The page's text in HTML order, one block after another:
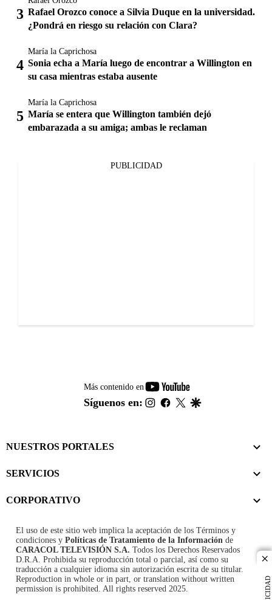
Rafael Orozco conoce a Silvia Duque en la universidad.
¿Pondrá en riesgo su relación con Clara?
María la Caprichosa
Sonia echa a María luego de encontrar a Willington en
su casa mientras estaba ausente
María la Caprichosa
María se entera que Willington también dejó
embarazada a su amiga; ambas le reclaman
PUBLICIDAD
Más contenido en
youtube-
footer
Síguenos en: instagram
facebook
twitter
NUESTROS PORTALES
SERVICIOS
CORPORATIVO
El uso de este sitio web implica la aceptación de los Términos y
condiciones y Políticas de Tratamiento de la Información de
CARACOL TELEVISIÓN S.A. Todos los Derechos Reservados
D.R.A. Prohibida su reproducción total o parcial, así como su
traducción a cualquier idioma sin autorización escrita de su titular.
Reproduction in whole or in part, or translation without written
permission is prohibited. All rights reserved 2025.